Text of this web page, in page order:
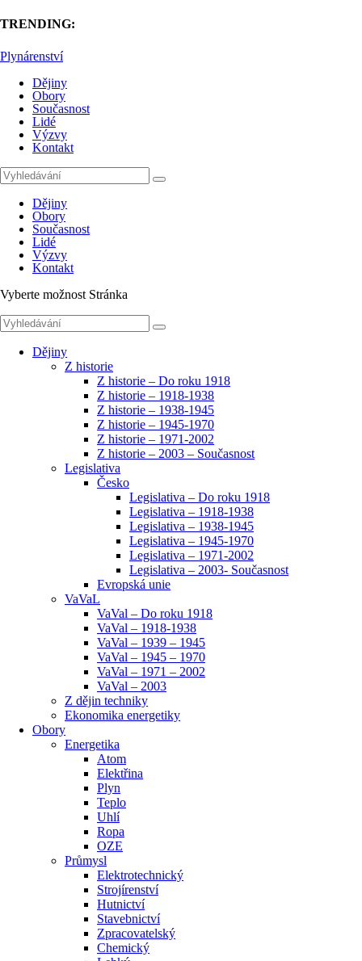
TRENDING:
Plynárenství
Dějiny
Obory
Současnost
Lidé
Výzvy
Kontakt
Dějiny
Obory
Současnost
Lidé
Výzvy
Kontakt
Vyberte možnost Stránka
Dějiny
Z historie
Z historie – Do roku 1918
Z historie – 1918-1938
Z historie – 1938-1945
Z historie – 1945-1970
Z historie – 1971-2002
Z historie – 2003 – Současnost
Legislativa
Česko
Legislativa – Do roku 1918
Legislativa – 1918-1938
Legislativa – 1938-1945
Legislativa – 1945-1970
Legislativa – 1971-2002
Legislativa – 2003- Současnost
Evropská unie
VaVaL
VaVal – Do roku 1918
VaVal – 1918-1938
VaVal – 1939 – 1945
VaVal – 1945 – 1970
VaVal – 1971 – 2002
VaVal – 2003
Z dějin techniky
Ekonomika energetiky
Obory
Energetika
Atom
Elektřina
Plyn
Teplo
Uhlí
Ropa
OZE
Průmysl
Elektrotechnický
Strojírenství
Hutnictví
Stavebnictví
Zpracovatelský
Chemický